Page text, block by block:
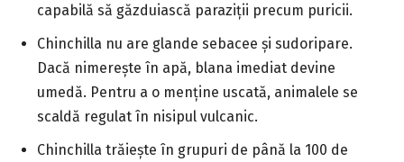
capabilă să găzduiască paraziții precum puricii.
Chinchilla nu are glande sebacee și sudoripare.
Dacă nimerește în apă, blana imediat devine
umedă. Pentru a o menține uscată, animalele se
scaldă regulat în nisipul vulcanic.
Chinchilla trăiește în grupuri de până la 100 de